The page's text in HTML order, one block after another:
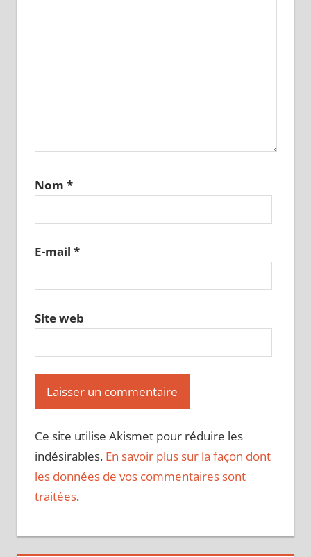
Nom *
E-mail *
Site web
Ce site utilise Akismet pour réduire les
indésirables. En savoir plus sur la façon dont
les données de vos commentaires sont
traitées.